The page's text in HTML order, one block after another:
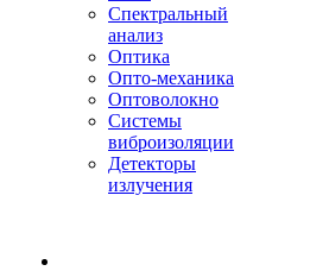
Спектральный
анализ
Оптика
Опто-механика
Оптоволокно
Системы
виброизоляции
Детекторы
излучения